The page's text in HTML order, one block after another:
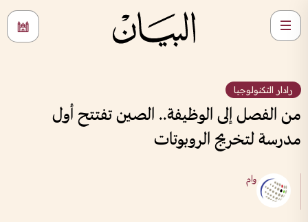
رادار التكنولوجيا
من الفصل إلى الوظيفة.. الصين تفتتح أول
مدرسة لتخريج الروبوتات
وام